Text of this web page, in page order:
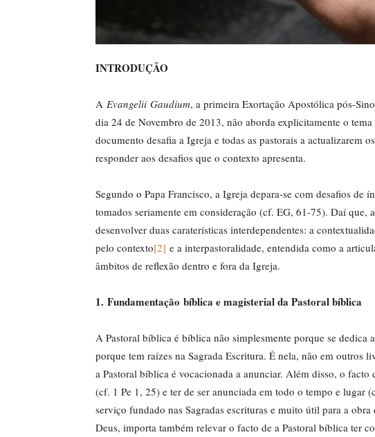
INTRODUÇÃO
A Evangelii Gaudium, a primeira Exortação Apostólica pós-
dia 24 de Novembro de 2013, não aborda explicitamente o
documento desafia a Igreja e todas as pastorais a actualizarem
responder aos desafios que o contexto apresenta.
Segundo o Papa Francisco, a Igreja depara-se com desafios de
tomados seriamente em consideração (cf. EG, 61-75). Daí que,
desenvolver duas caraterísticas interdependentes: a
pelo contexto[2] e a interpastoralidade, entendida como a
âmbitos de reflexão dentro e fora da Igreja.
1. Fundamentação bíblica e magisterial da Pastoral bíblica
A Pastoral bíblica é bíblica não simplesmente porque se dedica
porque tem raízes na Sagrada Escritura. É nela, não em outros
a Pastoral bíblica é vocacionada a anunciar. Além disso, o facto
(cf. 1 Pe 1, 25) e ter de ser anunciada em todo o tempo e lugar
serviço fundado nas Sagradas escrituras e muito útil para a
Deus, importa também relevar o facto de a Pastoral bíblica ter